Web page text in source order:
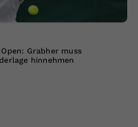
Grabher muss
hinnehmen